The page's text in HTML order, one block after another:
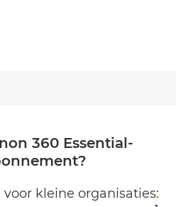
360 Essential-
kleine organisaties: